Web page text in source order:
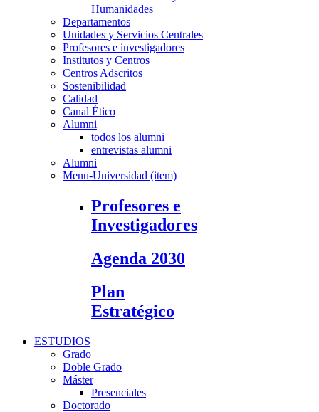
Humanidades
Departamentos
Unidades y Servicios Centrales
Profesores e investigadores
Institutos y Centros
Centros Adscritos
Sostenibilidad
Calidad
Canal Ético
Alumni
todos los alumni
entrevistas alumni
Alumni
Menu-Universidad (item)
Profesores e
Investigadores
Agenda 2030
Plan
Estratégico
ESTUDIOS
Grado
Doble Grado
Máster
Presenciales
Doctorado